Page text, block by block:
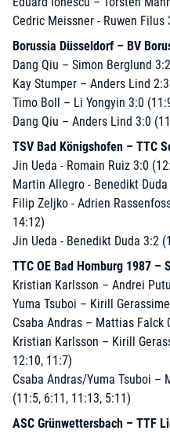
Cedric Meissner - Ruwen Filus
Borussia Düsseldorf – BV
Dang Qiu – Simon Berglund
Kay Stumper – Anders Lind
Timo Boll – Li Yongyin 3:0
Dang Qiu – Anders Lind 3:0
TSV Bad Königshofen – TTC
Jin Ueda - Romain Ruiz 3:0
Martin Allegro - Benedikt
Filip Zeljko - Adrien
14:12)
Jin Ueda - Benedikt Duda 3:2
TTC OE Bad Homburg 1987 –
Kristian Karlsson – Andrei
Yuma Tsuboi – Kirill
Csaba Andras – Mattias Falck
Kristian Karlsson – Kirill
12:10, 11:7)
Csaba Andras/Yuma Tsuboi
(11:5, 6:11, 11:13, 5:11)
ASC Grünwettersbach – TTF